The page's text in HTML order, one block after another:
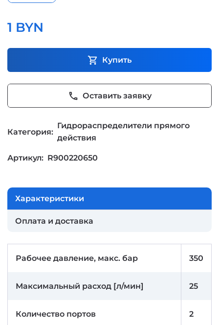
1 BYN
shopping_cart Купить
phone Оставить заявку
Категория:
Гидрораспределители прямого
действия
Артикул: R900220650
Характеристики
Оплата и доставка
Рабочее давление, макс. бар 350
Максимальный расход [л/мин] 25
Количество портов 2